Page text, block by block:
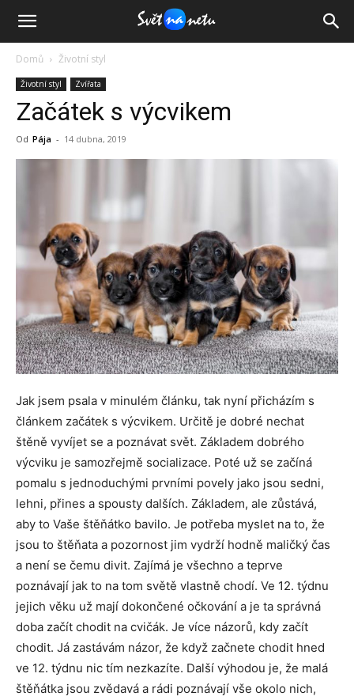
Domů Životní styl
Životní styl Zvířata
Začátek s výcvikem
Od Pája - 14 dubna, 2019
Jak jsem psala v minulém článku, tak nyní přicházím s
článkem začátek s výcvikem. Určitě je dobré nechat
štěně vyvíjet se a poznávat svět. Základem dobrého
výcviku je samozřejmě socializace. Poté už se začíná
pomalu s jednoduchými prvními povely jako jsou sedni,
lehni, přines a spousty dalších. Základem, ale zůstává,
aby to Vaše štěňátko bavilo. Je potřeba myslet na to, že
jsou to štěňata a pozornost jim vydrží hodně maličký čas
a není se čemu divit. Zajímá je všechno a teprve
poznávají jak to na tom světě vlastně chodí. Ve 12. týdnu
jejich věku už mají dokončené očkování a je ta správná
doba začít chodit na cvičák. Je více názorů, kdy začít
chodit. Já zastávám názor, že když začnete chodit hned
ve 12. týdnu nic tím nezkazíte. Další výhodou je, že malá
štěňátka jsou zvědavá a rádi poznávají vše okolo nich,